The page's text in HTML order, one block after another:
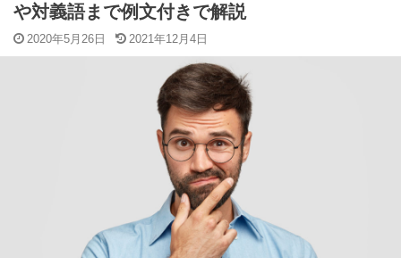
や対義語まで例文付きで解説
2020年5月26日 2021年12月4日